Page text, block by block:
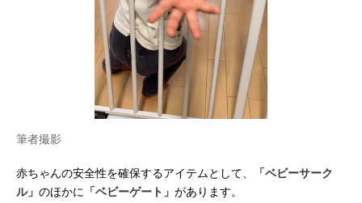
筆者撮影
赤ちゃんの安全性を確保するアイテムとして、
「ベビーサーク
ル」 のほかに 「ベビーゲート」 があります。